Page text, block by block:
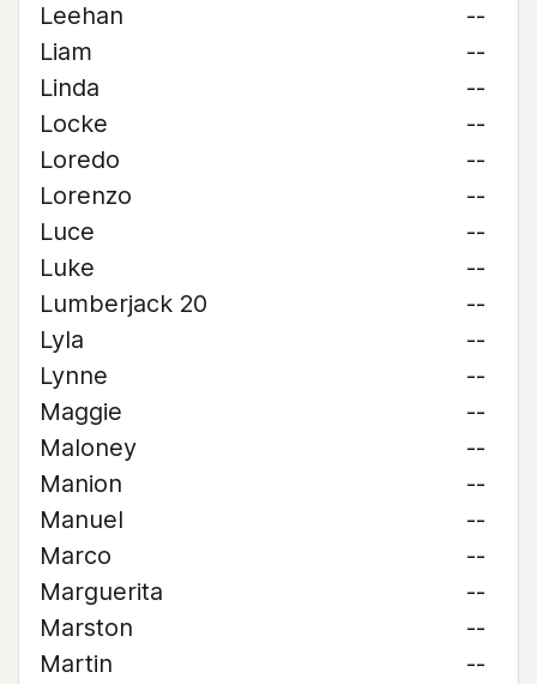
Leehan
--
Liam
--
Linda
--
Locke
--
Loredo
--
Lorenzo
--
Luce
--
Luke
--
Lumberjack 20
--
Lyla
--
Lynne
--
Maggie
--
Maloney
--
Manion
--
Manuel
--
Marco
--
Marguerita
--
Marston
--
Martin
--